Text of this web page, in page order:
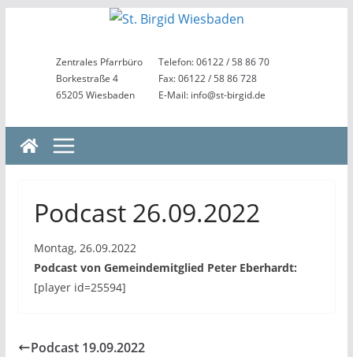
springenZentrales Pfarrbüro
Borkestraße 4
65205 Wiesbaden
Telefon: 06122 / 58 86 70
Fax: 06122 / 58 86 728
E-Mail: info@st-birgid.de
Podcast 26.09.2022
Montag, 26.09.2022
Podcast von Gemeindemitglied Peter Eberhardt:
[player id=25594]
Podcast 19.09.2022